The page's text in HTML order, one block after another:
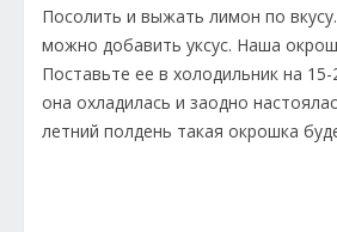
Посолить и выжать лимон по
можно добавить уксус. Наша
Поставьте ее в холодильник на
она охладилась и заодно
летний полдень такая окрошка